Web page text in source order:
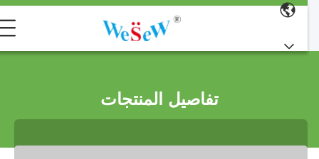
تفاصيل المنتجات